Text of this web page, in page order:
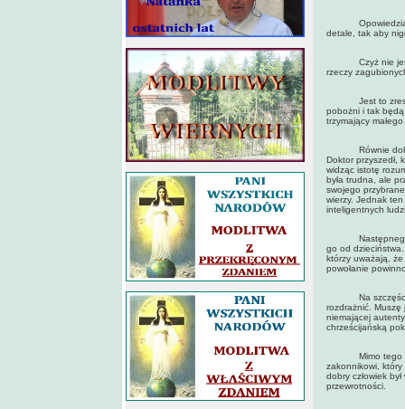
detale, tak aby
Czyż nie jest
rzeczy
Jest to zresztą
pobożni i tak będą
trzymający
Równie dobrze,
Doktor przyszedł,
widząc istotę
była trudna, ale
swojego
wierzy. Jednak ten
inteligentnych
Następnego
go od
którzy uważają,
powołanie
Na szczęście
rozdrażnić.
niemającej
chrześcijańską
Mimo tego
zakonnikowi, który
dobry człowiek
przewrotności.